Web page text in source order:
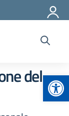
del